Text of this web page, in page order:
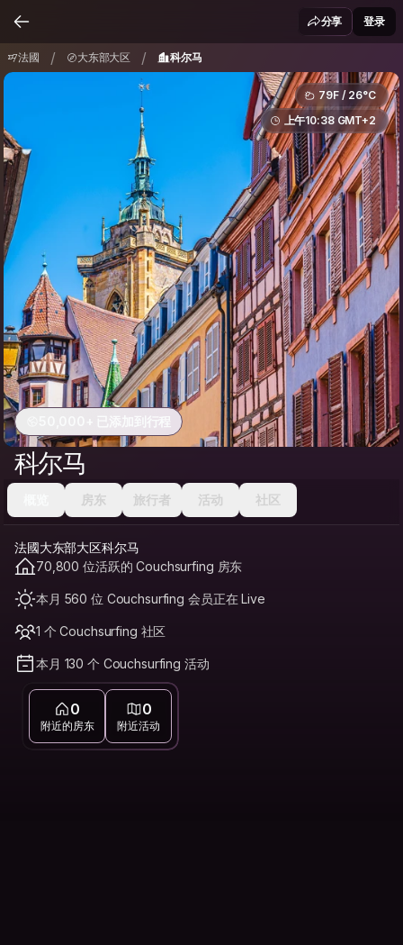
分享 登录
法國 / 大东部大区 / 科尔马
79F / 26°C
上午10:38 GMT+2
50,000+ 已添加到行程
科尔马
房东 旅行者 活动 社区
法國大东部大区科尔马
70,800 位活跃的 Couchsurfing 房东
本月 560 位 Couchsurfing 会员正在 Live
1 个 Couchsurfing 社区
本月 130 个 Couchsurfing 活动
0
附近的房东
0
附近活动